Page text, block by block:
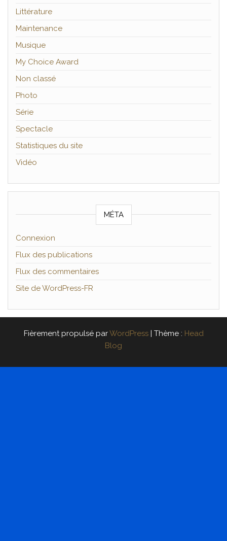
Littérature
Maintenance
Musique
My Choice Award
Non classé
Photo
Série
Spectacle
Statistiques du site
Vidéo
MÉTA
Connexion
Flux des publications
Flux des commentaires
Site de WordPress-FR
Fièrement propulsé parWordPress | Thème : Head
Blog